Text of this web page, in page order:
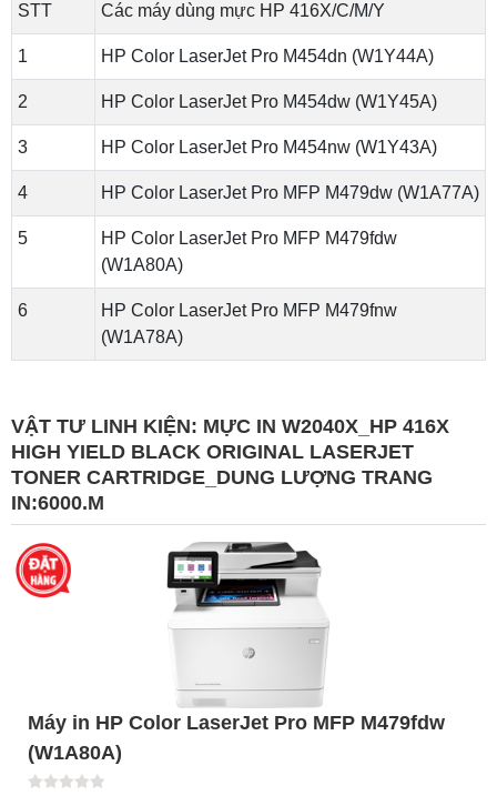
STT Các máy dùng mực HP 416X/C/M/Y
1 HP Color LaserJet Pro M454dn (W1Y44A)
2 HP Color LaserJet Pro M454dw (W1Y45A)
3 HP Color LaserJet Pro M454nw (W1Y43A)
4 HP Color LaserJet Pro MFP M479dw (W1A77A)
5
HP Color LaserJet Pro MFP M479fdw
(W1A80A)
6
HP Color LaserJet Pro MFP M479fnw
(W1A78A)
VẬT TƯ LINH KIỆN: MỰC IN W2040X_HP 416X
HIGH YIELD BLACK ORIGINAL LASERJET
TONER CARTRIDGE_DUNG LƯỢNG TRANG
IN:6000.M
Máy in HP Color LaserJet Pro MFP M479fdw
(W1A80A)